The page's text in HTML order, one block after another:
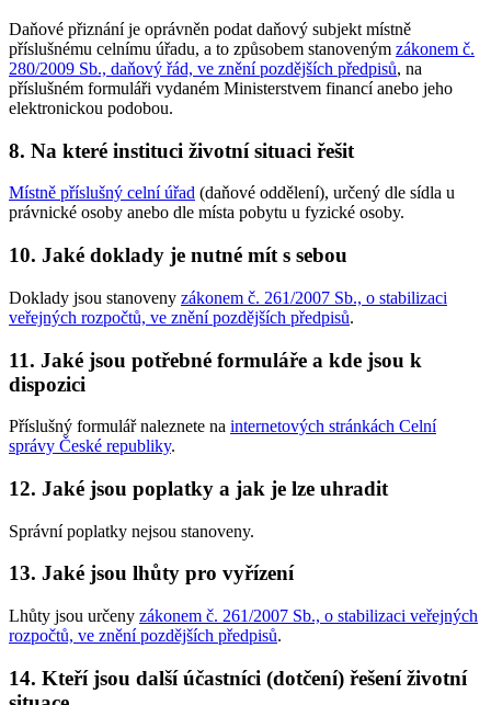
Daňové přiznání je oprávněn podat daňový subjekt místně
příslušnému celnímu úřadu, a to způsobem stanoveným zákonem č.
280/2009 Sb., daňový řád, ve znění pozdějších předpisů, na
příslušném formuláři vydaném Ministerstvem financí anebo jeho
elektronickou podobou.
8. Na které instituci životní situaci řešit
Místně příslušný celní úřad (daňové oddělení), určený dle sídla u
právnické osoby anebo dle místa pobytu u fyzické osoby.
10. Jaké doklady je nutné mít s sebou
Doklady jsou stanoveny zákonem č. 261/2007 Sb., o stabilizaci
veřejných rozpočtů, ve znění pozdějších předpisů.
11. Jaké jsou potřebné formuláře a kde jsou k
dispozici
Příslušný formulář naleznete na internetových stránkách Celní
správy České republiky.
12. Jaké jsou poplatky a jak je lze uhradit
Správní poplatky nejsou stanoveny.
13. Jaké jsou lhůty pro vyřízení
Lhůty jsou určeny zákonem č. 261/2007 Sb., o stabilizaci veřejných
rozpočtů, ve znění pozdějších předpisů.
14. Kteří jsou další účastníci (dotčení) řešení životní